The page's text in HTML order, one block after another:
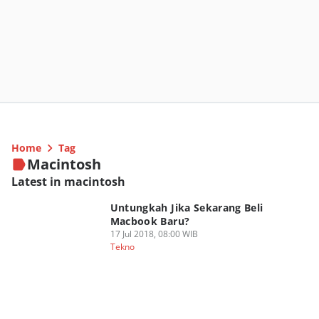
Home Tag
Macintosh
Latest in macintosh
Untungkah Jika Sekarang Beli
Macbook Baru?
17 Jul 2018, 08:00 WIB
Tekno